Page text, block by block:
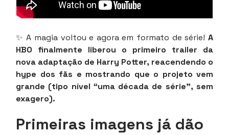
✨ A magia voltou e agora em formato de série! A
HBO finalmente liberou o primeiro trailer da
nova adaptação de Harry Potter, reacendendo o
hype dos fãs e mostrando que o projeto vem
grande (tipo nível “uma década de série”, sem
exagero).
Primeiras imagens já dão